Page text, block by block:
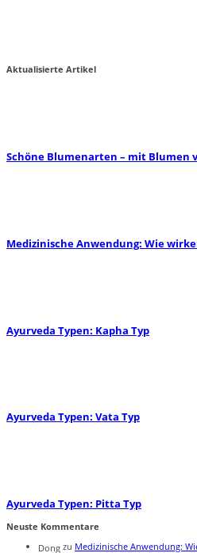
Aktualisierte Artikel
Schöne Blumenarten – mit Blumen
Medizinische Anwendung: Wie
Ayurveda Typen: Kapha Typ
Ayurveda Typen: Vata Typ
Ayurveda Typen: Pitta Typ
Neuste Kommentare
Dong zu Medizinische Anwendung: